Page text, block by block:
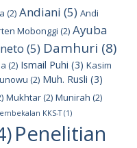
(2) Andiani (5) Andi
Mobonggi (2) Ayuba
(5) Damhuri (8)
(2) Ismail Puhi (3) Kasim
(2) Muh. Rusli (3)
Mukhtar(2) Munirah (2)
KKS-T(1)
Penelitian